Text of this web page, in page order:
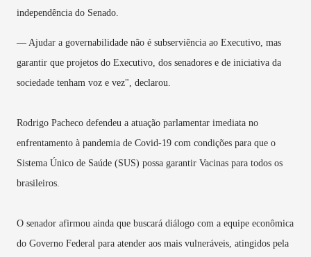
independência do Senado.
— Ajudar a governabilidade não é subserviência ao Executivo, mas
garantir que projetos do Executivo, dos senadores e de iniciativa da
sociedade tenham voz e vez", declarou.
Rodrigo Pacheco defendeu a atuação parlamentar imediata no
enfrentamento à pandemia de Covid-19 com condições para que o
Sistema Único de Saúde (SUS) possa garantir Vacinas para todos os
brasileiros.
O senador afirmou ainda que buscará diálogo com a equipe econômica
do Governo Federal para atender aos mais vulneráveis, atingidos pela